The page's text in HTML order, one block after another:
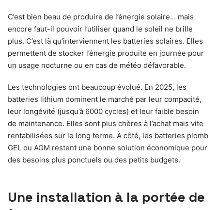
C’est bien beau de produire de l’énergie solaire… mais
encore faut-il pouvoir l’utiliser quand le soleil ne brille
plus. C’est là qu’interviennent les batteries solaires. Elles
permettent de stocker l’énergie produite en journée pour
un usage nocturne ou en cas de météo défavorable.
Les technologies ont beaucoup évolué. En 2025, les
batteries lithium dominent le marché par leur compacité,
leur longévité (jusqu’à 6000 cycles) et leur faible besoin
de maintenance. Elles sont plus chères à l’achat mais vite
rentabilisées sur le long terme. À côté, les batteries plomb
GEL ou AGM restent une bonne solution économique pour
des besoins plus ponctuels ou des petits budgets.
Une installation à la portée de